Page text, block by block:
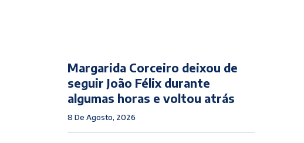
Margarida Corceiro deixou de
seguir João Félix durante
algumas horas e voltou atrás
8 De Agosto, 2026